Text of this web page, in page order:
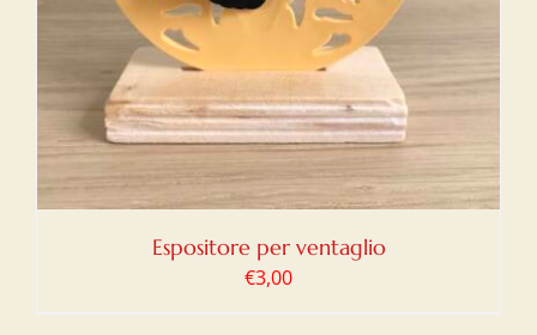
Espositore per ventaglio
€3,00